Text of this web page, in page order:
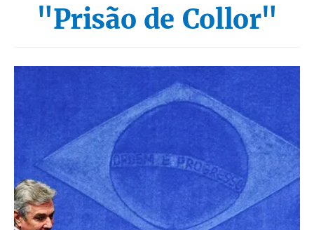
"Prisão de Collor"